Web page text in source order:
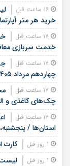
خرید هر متر
خدمت سربازی
چهاردهم مرداد ۱۴۰۵
چک‌های کاغذی و
استان‌ها /
کارت
لیست